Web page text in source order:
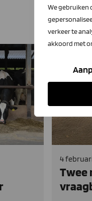
We gebruiken
verkeer te
akkoord met
4
Twee